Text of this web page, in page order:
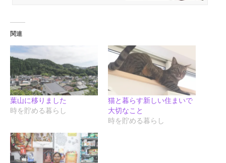
関連
葉山に移りました
時を貯める暮らし
猫と暮らす新しい住まいで
大切なこと
時を貯める暮らし